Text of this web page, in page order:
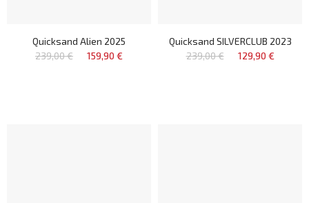
Quicksand Alien 2025
239,00 €
159,90 €
Quicksand SILVERCLUB 2023
239,00 €
129,90 €